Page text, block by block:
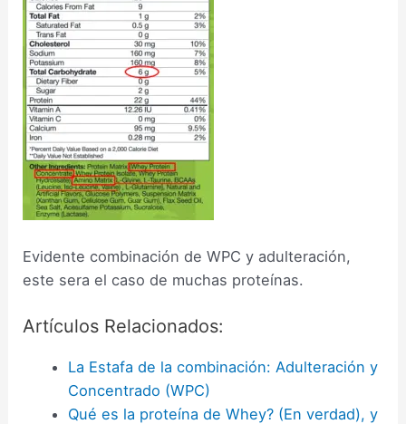
Evidente combinación de WPC y adulteración,
este sera el caso de muchas proteínas.
Artículos Relacionados:
La Estafa de la combinación: Adulteración y
Concentrado (WPC)
Qué es la proteína de Whey? (En verdad), y